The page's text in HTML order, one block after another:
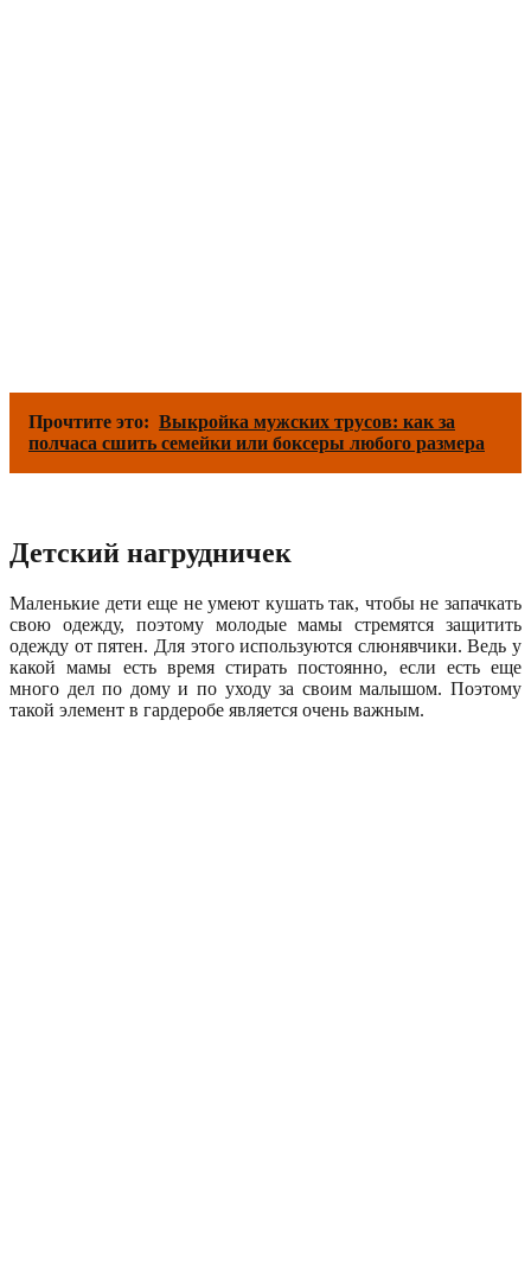
Прочтите это: Выкройка мужских трусов: как за
полчаса сшить семейки или боксеры любого размера
Детский нагрудничек
Маленькие дети еще не умеют кушать так, чтобы не запачкать
свою одежду, поэтому молодые мамы стремятся защитить
одежду от пятен. Для этого используются слюнявчики. Ведь у
какой мамы есть время стирать постоянно, если есть еще
много дел по дому и по уходу за своим малышом. Поэтому
такой элемент в гардеробе является очень важным.